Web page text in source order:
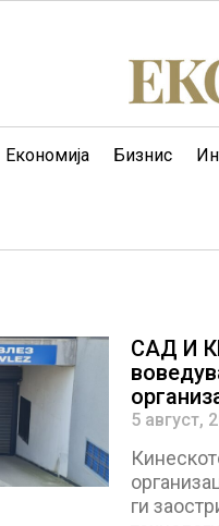
Економија Бизнис
САД И
5 август,
ги